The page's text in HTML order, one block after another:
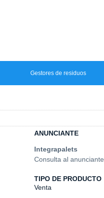
Gestores de residuos
ANUNCIANTE
Integrapalets
Consulta al anunciante
TIPO DE PRODUCTO
Venta